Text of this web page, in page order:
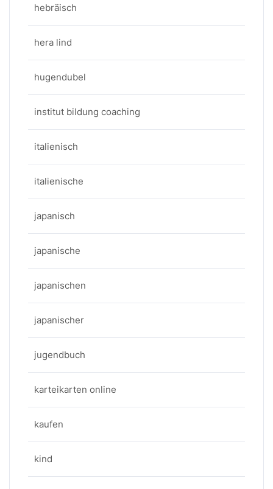
hebräisch
hera lind
hugendubel
institut bildung coaching
italienisch
italienische
japanisch
japanische
japanischen
japanischer
jugendbuch
karteikarten online
kaufen
kind